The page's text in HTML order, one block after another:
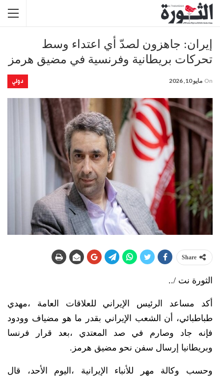
إيران: جاهزون لصدّ أي اعتداء وسط
تحركات بريطانية وفرنسية في مضيق هرمز
دولي On مايو 10, 2026
Share
الثورة نت /..
أكد مساعد الرئيس الإيراني للعلاقات العامة ،مهدي
طباطبائي، أن الشعب الإيراني بقدر ما هو مضياف وودود
فإنه جاد وصارم في صد المعتدي ،بعد قرار فرنسا
وبريطانيا إرسال سفن نحو مضيق هرمز.
وحسب وكالة مهر للأنباء الإيرانية ،اليوم الأحد، قال